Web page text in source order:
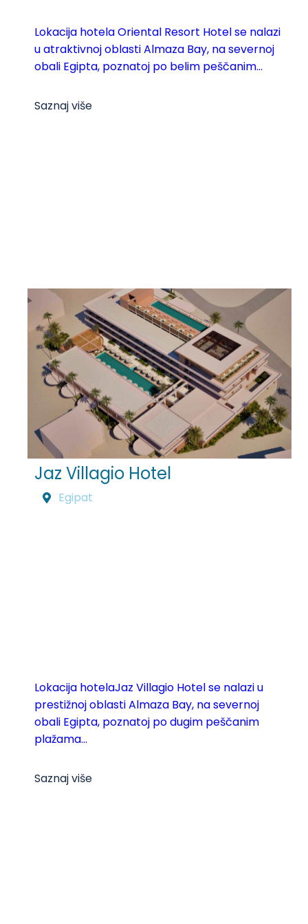
Lokacija hotela Oriental Resort Hotel se nalazi
u atraktivnoj oblasti Almaza Bay, na severnoj
obali Egipta, poznatoj po belim peščanim...
Saznaj više
Jaz Villagio Hotel
Egipat
Lokacija hotelaJaz Villagio Hotel se nalazi u
prestižnoj oblasti Almaza Bay, na severnoj
obali Egipta, poznatoj po dugim peščanim
plažama...
Saznaj više